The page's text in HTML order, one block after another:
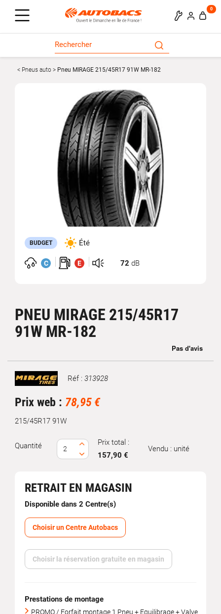
0
Pneus auto Pneu MIRAGE 215/45R17 91W MR-182
PNEU MIRAGE 215/45R17
91W MR-182
BUDGET Été
C E 72 dB
Marque Réf : 313928
Prix web : 78,95 €
215/45R17 91W
Quantité
Prix total :
157,90 €
Vendu : unité
RETRAIT EN MAGASIN
Disponible dans 2 Centre(s)
Choisir un Centre Autobacs
Choisir la réservation gratuite en magasin
Prestations de montage
PROMO / Forfait montage 1 Pneu + Equilibrage + Valve